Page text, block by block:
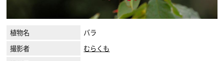
植物名
バラ
撮影者
むらくも